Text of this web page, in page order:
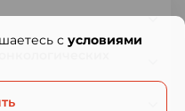
с условиями